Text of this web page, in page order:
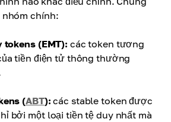
chính:
tokens (EMT): các token tương
tiền điện tử thông thường
(ABT): các stable token được
bởi một loại tiền tệ duy nhất mà